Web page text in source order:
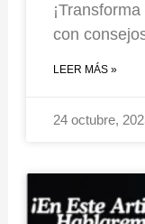
con
LEER MÁS »
24 octubre,